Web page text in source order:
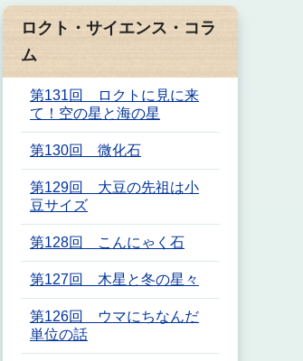
ロクト・サイエンス・コラ
ム
第131回 ロクトに見に来
て！空の星と海の星
第130回 微化石
第129回 大豆の先祖は小
豆サイズ
第128回 こんにゃく石
第127回 木星と冬の星々
第126回 ウマにちなんだ
単位の話